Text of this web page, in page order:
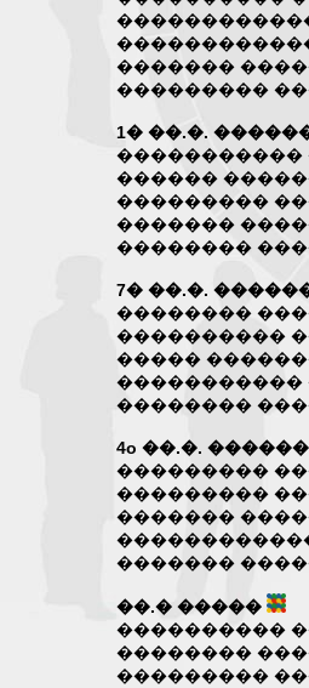
�������
���������
1� ��.�.
�����������
������
���������
�������
��������
7� ��.�.
��������
����������
�����
�����������
��������
4o ��.�.
���������
���������
�������
�������
��.� �����
����������
��������
���������